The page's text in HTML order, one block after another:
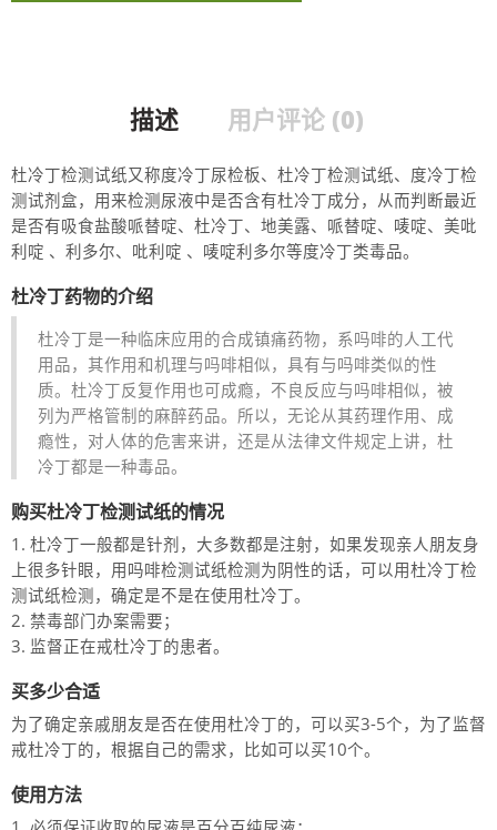
描述 用户评论 (0)
杜冷丁检测试纸又称度冷丁尿检板、杜冷丁检测试纸、度冷丁检
测试剂盒，用来检测尿液中是否含有杜冷丁成分，从而判断最近
是否有吸食盐酸哌替啶、杜冷丁、地美露、哌替啶、唛啶、美吡
利啶 、利多尔、吡利啶 、唛啶利多尔等度冷丁类毒品。
杜冷丁药物的介绍
杜冷丁是一种临床应用的合成镇痛药物，系吗啡的人工代
用品，其作用和机理与吗啡相似，具有与吗啡类似的性
质。杜冷丁反复作用也可成瘾，不良反应与吗啡相似，被
列为严格管制的麻醉药品。所以，无论从其药理作用、成
瘾性，对人体的危害来讲，还是从法律文件规定上讲，杜
冷丁都是一种毒品。
购买杜冷丁检测试纸的情况
杜冷丁一般都是针剂，大多数都是注射，如果发现亲人朋友身
上很多针眼，用吗啡检测试纸检测为阴性的话，可以用杜冷丁检
测试纸检测，确定是不是在使用杜冷丁。
禁毒部门办案需要；
监督正在戒杜冷丁的患者。
买多少合适
为了确定亲戚朋友是否在使用杜冷丁的，可以买3-5个，为了监督
戒杜冷丁的，根据自己的需求，比如可以买10个。
使用方法